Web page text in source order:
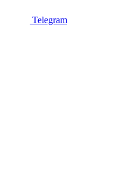
Telegram